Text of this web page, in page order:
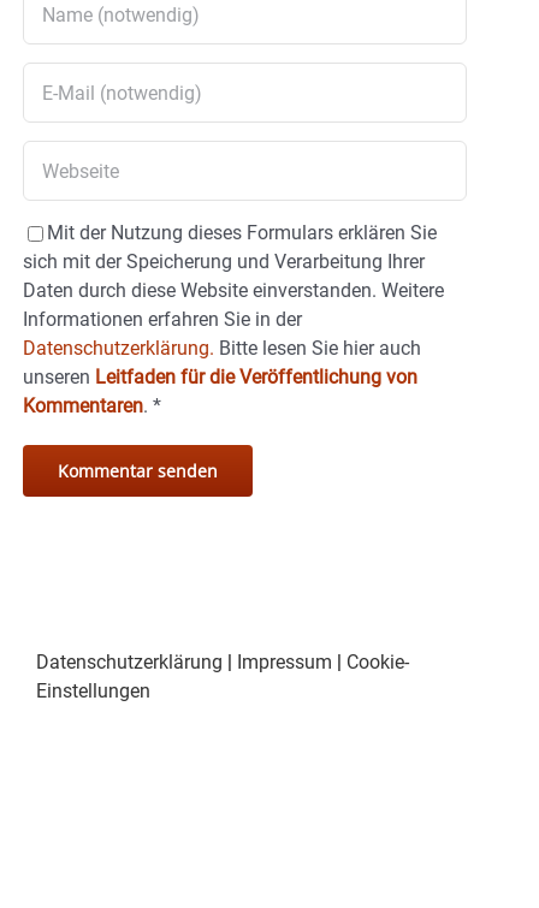
Mit der Nutzung dieses Formulars erklären Sie
sich mit der Speicherung und Verarbeitung Ihrer
Daten durch diese Website einverstanden. Weitere
Informationen erfahren Sie in der
Datenschutzerklärung. Bitte lesen Sie hier auch
unseren Leitfaden für die Veröffentlichung von
Kommentaren. *
Datenschutzerklärung Impressum
Cookie-
Einstellungen